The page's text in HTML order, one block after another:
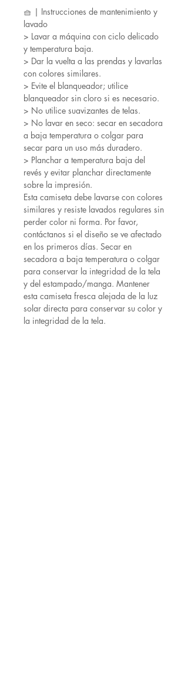
🧺 | Instrucciones de mantenimiento y
lavado
> Lavar a máquina con ciclo delicado
y temperatura baja.
> Dar la vuelta a las prendas y lavarlas
con colores similares.
> Evite el blanqueador; utilice
blanqueador sin cloro si es necesario.
> No utilice suavizantes de telas.
> No lavar en seco: secar en secadora
a baja temperatura o colgar para
secar para un uso más duradero.
> Planchar a temperatura baja del
revés y evitar planchar directamente
sobre la impresión.
Esta camiseta debe lavarse con colores
similares y resiste lavados regulares sin
perder color ni forma. Por favor,
contáctanos si el diseño se ve afectado
en los primeros días. Secar en
secadora a baja temperatura o colgar
para conservar la integridad de la tela
y del estampado/manga. Mantener
esta camiseta fresca alejada de la luz
solar directa para conservar su color y
la integridad de la tela.